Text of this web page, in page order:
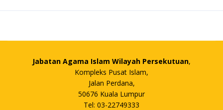
Jabatan Agama Islam Wilayah Persekutuan,
Kompleks Pusat Islam,
Jalan Perdana,
50676 Kuala Lumpur
Tel: 03-22749333